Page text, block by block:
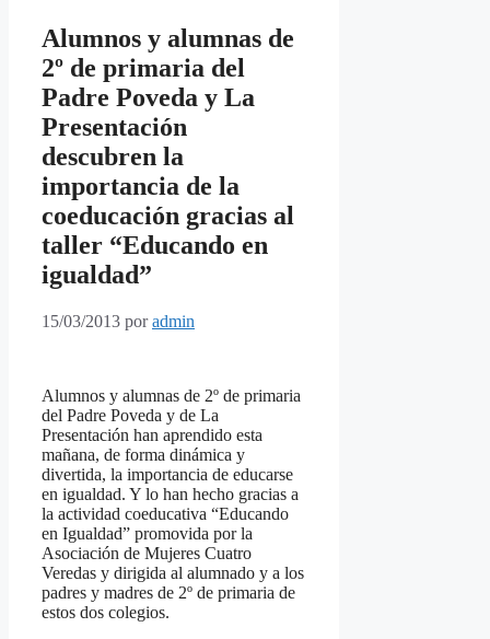
Alumnos y alumnas de
2º de primaria del
Padre Poveda y La
Presentación
descubren la
importancia de la
coeducación gracias al
taller “Educando en
igualdad”
15/03/2013 poradmin
Alumnos y alumnas de 2º de primaria
del Padre Poveda y de La
Presentación han aprendido esta
mañana, de forma dinámica y
divertida, la importancia de educarse
en igualdad. Y lo han hecho gracias a
la actividad coeducativa “Educando
en Igualdad” promovida por la
Asociación de Mujeres Cuatro
Veredas y dirigida al alumnado y a los
padres y madres de 2º de primaria de
estos dos colegios.